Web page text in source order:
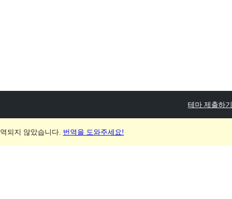
테마 제출하기
되지 않았습니다. 번역을 도와주세요!